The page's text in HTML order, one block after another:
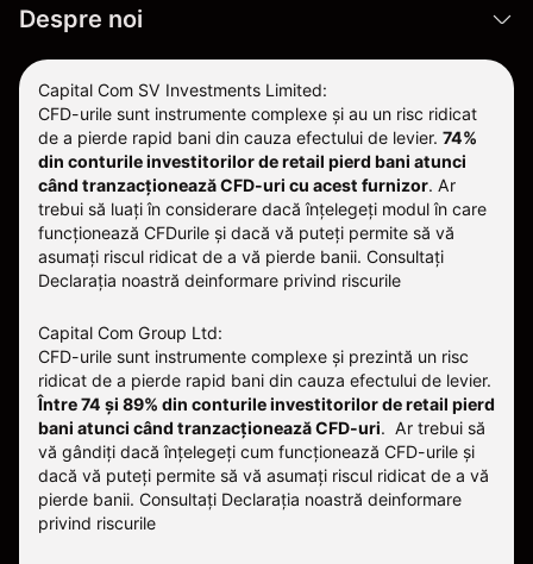
Despre noi
Capital Com SV Investments Limited:
CFD-urile sunt instrumente complexe și au un risc ridicat
de a pierde rapid bani din cauza efectului de levier. 74%
din conturile investitorilor de retail pierd bani atunci
când tranzacționează CFD-uri cu acest furnizor. Ar
trebui să luați în considerare dacă înțelegeți modul în care
funcționează CFDurile și dacă vă puteți permite să vă
asumați riscul ridicat de a vă pierde banii. Consultați
Declarația noastră deinformare privind riscurile
Capital Com Group Ltd:
CFD-urile sunt instrumente complexe și prezintă un risc
ridicat de a pierde rapid bani din cauza efectului de levier.
Între 74 și 89% din conturile investitorilor de retail pierd
bani atunci când tranzacționează CFD-uri. Ar trebui să
vă gândiți dacă înțelegeți cum funcționează CFD-urile și
dacă vă puteți permite să vă asumați riscul ridicat de a vă
pierde banii. Consultați Declarația noastră deinformare
privind riscurile